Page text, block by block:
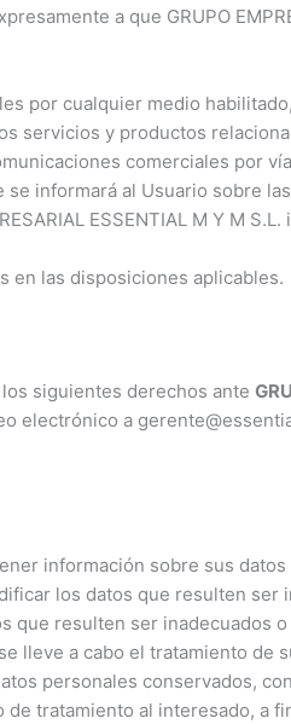
a que GRUPO
por cualquier medio
servicios y productos
comerciales por
informará al Usuario sobre
ESSENTIAL M Y M
en las disposiciones aplicables.
siguientes derechos ante
a
información sobre sus
los datos que resulten ser
que resulten ser inadecuados
lleve a cabo el tratamiento de
personales conservados,
tratamiento al interesado, a